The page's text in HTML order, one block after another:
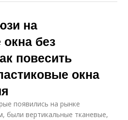
на
без
повесить
окна
появились на рынке
были вертикальные тканевые,